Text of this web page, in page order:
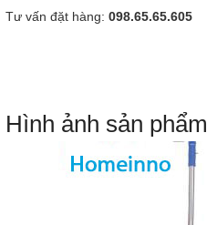
Tư vấn đặt hàng: 098.65.65.605
Hình ảnh sản phẩm